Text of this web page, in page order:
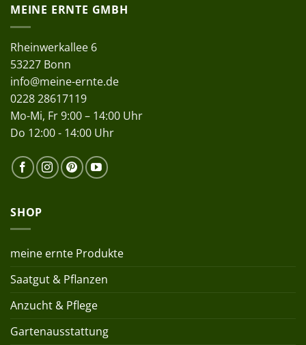
MEINE ERNTE GMBH
Rheinwerkallee 6
53227 Bonn
info@meine-ernte.de
0228 28617119
Mo-Mi, Fr 9:00 – 14:00 Uhr
Do 12:00 - 14:00 Uhr
SHOP
meine ernte Produkte
Saatgut & Pflanzen
Anzucht & Pflege
Gartenausstattung